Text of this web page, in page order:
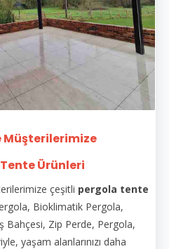
Müşterilerimize
Ürünleri
çeşitli pergola tente
Bioklimatik Pergola,
Bahçesi, Zip Perde, Pergola,
yaşam alanlarınızı daha